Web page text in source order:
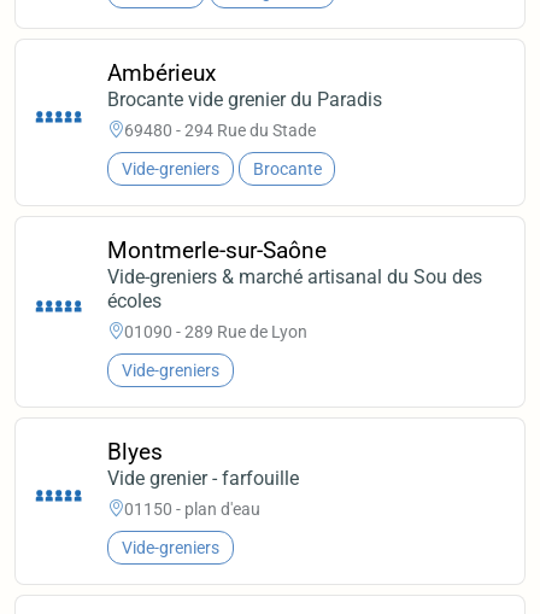
Ambérieux
Brocante vide grenier du Paradis
69480 - 294 Rue du Stade
Vide-greniers Brocante
Montmerle-sur-Saône
Vide-greniers & marché artisanal du Sou des
écoles
01090 - 289 Rue de Lyon
Vide-greniers
Blyes
Vide grenier - farfouille
01150 - plan d'eau
Vide-greniers